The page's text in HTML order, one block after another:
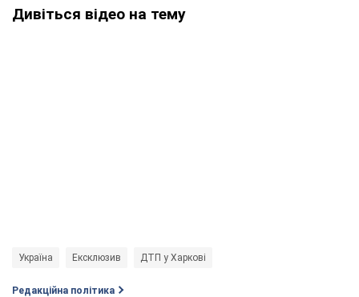
Дивіться відео на тему
Україна Ексклюзив ДТП у Харкові
Редакційна політика